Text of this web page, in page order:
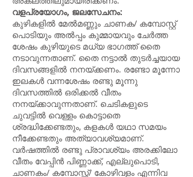
വളപ്രയോഗം, ജലസേചനം:
കുഴികളിൽ മേൽമണ്ണും ചാണക/ കമ്പോസ്റ്റ്
പൊടിയും അൽപ്പം കുമ്മായവും ചേർത്ത
ശേഷം കുഴിയുടെ മധ്യ ഭാഗത്ത് തൈ
നടാവുന്നതാണ്. തൈ നട്ടാൽ തുടർച്ചയായ
ദിവസങ്ങളിൽ നനയ്ക്കണം. രണ്ടോ മൂന്നോ
ഇലകൾ വന്നശേഷം രണ്ടു മൂന്നു
ദിവസത്തിൽ ഒരിക്കൽ വീതം
നനയ്ക്കാവുന്നതാണ്. ചെടികളുടെ
ചുവട്ടിൽ വെള്ളം കൊട്ടാതെ
ശ്രദ്ധിക്കേണ്ടതും, കളകൾ യഥാ സമയം
നീക്കേണ്ടതും അത്യാവശ്യമാണ്.
വർഷത്തിൽ രണ്ടു പ്രാവശ്യം അരക്കിലോ
വീതം വേപ്പിൻ പിണ്ണാക്ക്, എല്ലുപൊടി,
ചാണകം/ കമ്പോസ്റ്റ്/ കോഴിവളം എന്നിവ